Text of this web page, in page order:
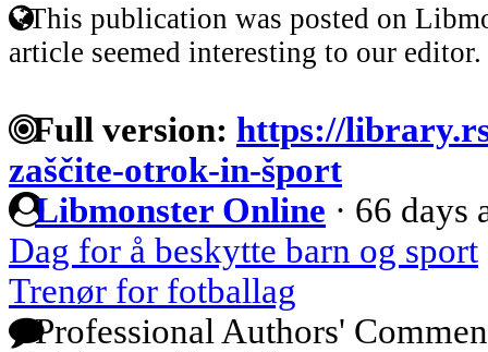
This publication was posted on
article seemed interesting to our editor.
Full version: https://
zaščite-otrok-in-šport
Libmonster Online · 66 days
Dag for å beskytte barn og sport
Trenør for fotballag
Professional Authors'